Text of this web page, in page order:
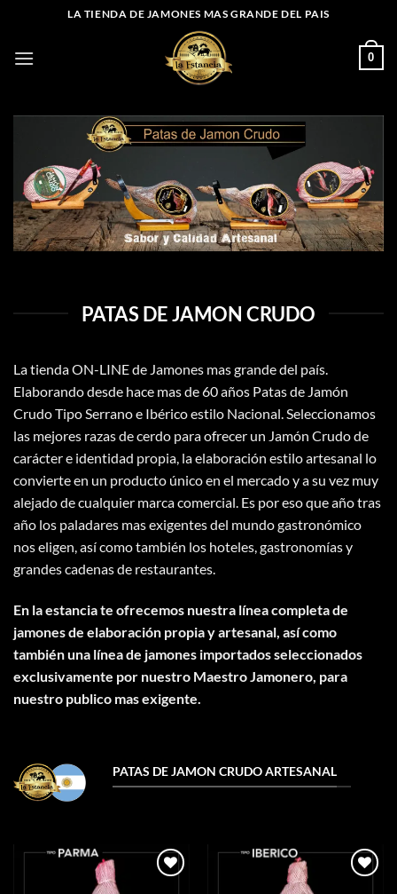
contenido
LA TIENDA DE JAMONES MAS GRANDE DEL PAIS
0
PATAS DE JAMON CRUDO
La tienda ON-LINE de Jamones mas grande del país.
Elaborando desde hace mas de 60 años Patas de Jamón
Crudo Tipo Serrano e Ibérico estilo Nacional. Seleccionamos
las mejores razas de cerdo para ofrecer un Jamón Crudo de
carácter e identidad propia, la elaboración estilo artesanal lo
convierte en un producto único en el mercado y a su vez muy
alejado de cualquier marca comercial. Es por eso que año tras
año los paladares mas exigentes del mundo gastronómico
nos eligen, así como también los hoteles, gastronomías y
grandes cadenas de restaurantes.
En la estancia te ofrecemos nuestra línea completa de
jamones de elaboración propia y artesanal, así como
también una línea de jamones importados seleccionados
exclusivamente por nuestro Maestro Jamonero, para
nuestro publico mas exigente.
PATAS DE JAMON CRUDO ARTESANAL